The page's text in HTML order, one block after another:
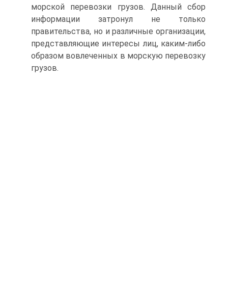
морской перевозки грузов. Данный сбор
информации затронул не только
правительства, но и различные организации,
представляющие интересы лиц, каким-либо
образом вовлеченных в морскую перевозку
грузов.